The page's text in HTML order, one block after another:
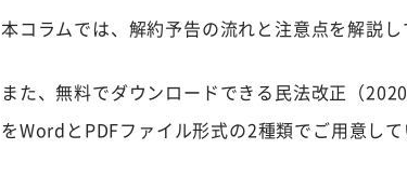
本コラムでは、解約予告の流れと注意点を解説し
また、無料でダウンロードできる民法改正（
をWordとPDFファイル形式の2種類でご用意して